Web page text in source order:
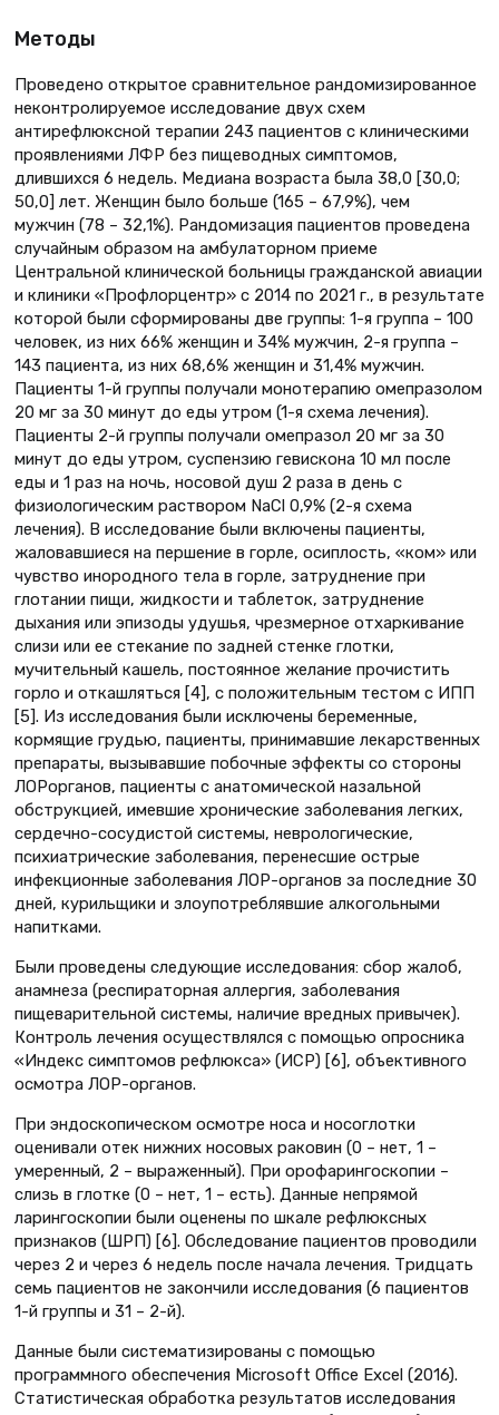
Методы
Проведено открытое сравнительное рандомизированное
неконтролируемое исследование двух схем
антирефлюксной терапии 243 пациентов с клиническими
проявлениями ЛФР без пищеводных симптомов,
длившихся 6 недель. Медиана возраста была 38,0 [30,0;
50,0] лет. Женщин было больше (165 – 67,9%), чем
мужчин (78 – 32,1%). Рандомизация пациентов проведена
случайным образом на амбулаторном приеме
Центральной клинической больницы гражданской авиации
и клиники «Профлорцентр» с 2014 по 2021 г., в результате
которой были сформированы две группы: 1-я группа – 100
человек, из них 66% женщин и 34% мужчин, 2-я группа –
143 пациента, из них 68,6% женщин и 31,4% мужчин.
Пациенты 1-й группы получали монотерапию омепразолом
20 мг за 30 минут до еды утром (1-я схема лечения).
Пациенты 2-й группы получали омепразол 20 мг за 30
минут до еды утром, суспензию гевискона 10 мл после
еды и 1 раз на ночь, носовой душ 2 раза в день с
физиологическим раствором NaCl 0,9% (2-я схема
лечения). В исследование были включены пациенты,
жаловавшиеся на першение в горле, осиплость, «ком» или
чувство инородного тела в горле, затруднение при
глотании пищи, жидкости и таблеток, затруднение
дыхания или эпизоды удушья, чрезмерное отхаркивание
слизи или ее стекание по задней стенке глотки,
мучительный кашель, постоянное желание прочистить
горло и откашляться [4], с положительным тестом с ИПП
[5]. Из исследования были исключены беременные,
кормящие грудью, пациенты, принимавшие лекарственных
препараты, вызывавшие побочные эффекты со стороны
ЛОРорганов, пациенты с анатомической назальной
обструкцией, имевшие хронические заболевания легких,
сердечно-сосудистой системы, неврологические,
психиатрические заболевания, перенесшие острые
инфекционные заболевания ЛОР-органов за последние 30
дней, курильщики и злоупотреблявшие алкогольными
напитками.
Были проведены следующие исследования: сбор жалоб,
анамнеза (респираторная аллергия, заболевания
пищеварительной системы, наличие вредных привычек).
Контроль лечения осуществлялся с помощью опросника
«Индекс симптомов рефлюкса» (ИСР) [6], объективного
осмотра ЛОР-органов.
При эндоскопическом осмотре носа и носоглотки
оценивали отек нижних носовых раковин (0 – нет, 1 –
умеренный, 2 – выраженный). При орофарингоскопии –
слизь в глотке (0 – нет, 1 – есть). Данные непрямой
ларингоскопии были оценены по шкале рефлюксных
признаков (ШРП) [6]. Обследование пациентов проводили
через 2 и через 6 недель после начала лечения. Тридцать
семь пациентов не закончили исследования (6 пациентов
1-й группы и 31 – 2-й).
Данные были систематизированы с помощью
программного обеспечения Microsoft Office Excel (2016).
Статистическая обработка результатов исследования